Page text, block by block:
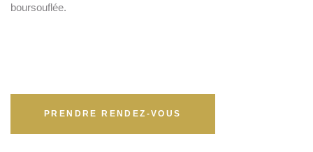
boursouflée.
PRENDRE RENDEZ-VOUS